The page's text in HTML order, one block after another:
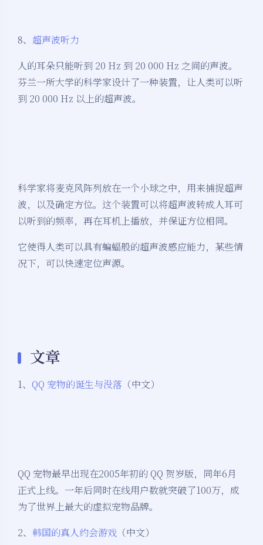
8、 超声波听力
人的耳朵只能听到 20 Hz 到 20 000 Hz 之间的声波。
芬兰一所大学的科学家设计了一种装置，让人类可以听
到 20 000 Hz 以上的超声波。
科学家将麦克风阵列放在一个小球之中，用来捕捉超声
波，以及确定方位。这个装置可以将超声波转成人耳可
以听到的频率，再在耳机上播放，并保证方位相同。
它使得人类可以具有蝙蝠般的超声波感应能力，某些情
况下，可以快速定位声源。
文章
1、 QQ 宠物的诞生与没落 （中文）
QQ 宠物最早出现在2005年初的 QQ 贺岁版，同年6月
正式上线。一年后同时在线用户数就突破了100万，成
为了世界上最大的虚拟宠物品牌。
2、 韩国的真人约会游戏 （中文）